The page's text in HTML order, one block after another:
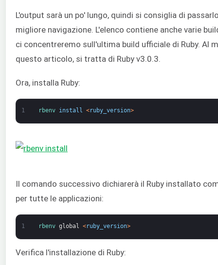
L'output sarà un po' lungo, quindi si consiglia di
migliore navigazione. L'elenco contiene anche varie
ci concentreremo sull'ultima build ufficiale di Ruby. Al
questo articolo, si tratta di Ruby v3.0.3.
Ora, installa Ruby:
1 rbenv install <ruby_version>
Il comando successivo dichiarerà il Ruby installato
per tutte le applicazioni:
1 rbenv global <ruby_version>
Verifica l'installazione di Ruby: